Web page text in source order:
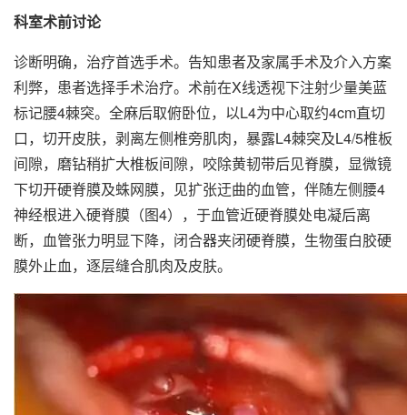
科室术前讨论
诊断明确，治疗首选手术。告知患者及家属手术及介入方案
利弊，患者选择手术治疗。术前在X线透视下注射少量美蓝
标记腰4棘突。全麻后取俯卧位，以L4为中心取约4cm直切
口，切开皮肤，剥离左侧椎旁肌肉，暴露L4棘突及L4/5椎板
间隙，磨钻稍扩大椎板间隙，咬除黄韧带后见脊膜，显微镜
下切开硬脊膜及蛛网膜，见扩张迂曲的血管，伴随左侧腰4
神经根进入硬脊膜（图4），于血管近硬脊膜处电凝后离
断，血管张力明显下降，闭合器夹闭硬脊膜，生物蛋白胶硬
膜外止血，逐层缝合肌肉及皮肤。